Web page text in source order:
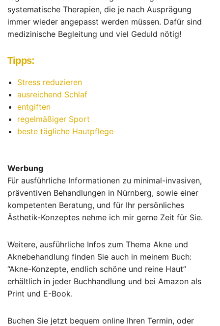
systematische Therapien, die je nach Ausprägung
immer wieder angepasst werden müssen. Dafür sind
medizinische Begleitung und viel Geduld nötig!
Tipps:
Stress reduzieren
ausreichend Schlaf
entgiften
regelmäßiger Sport
beste tägliche Hautpflege
Werbung
Für ausführliche Informationen zu minimal-invasiven,
präventiven Behandlungen in Nürnberg, sowie einer
kompetenten Beratung, und für Ihr persönliches
Ästhetik-Konzeptes nehme ich mir gerne Zeit für Sie.
Weitere, ausführliche Infos zum Thema Akne und
Aknebehandlung finden Sie auch in meinem Buch:
“Akne-Konzepte, endlich schöne und reine Haut”
erhältlich in jeder Buchhandlung und bei Amazon als
Print und E-Book.
Buchen Sie jetzt bequem online Ihren Termin, oder